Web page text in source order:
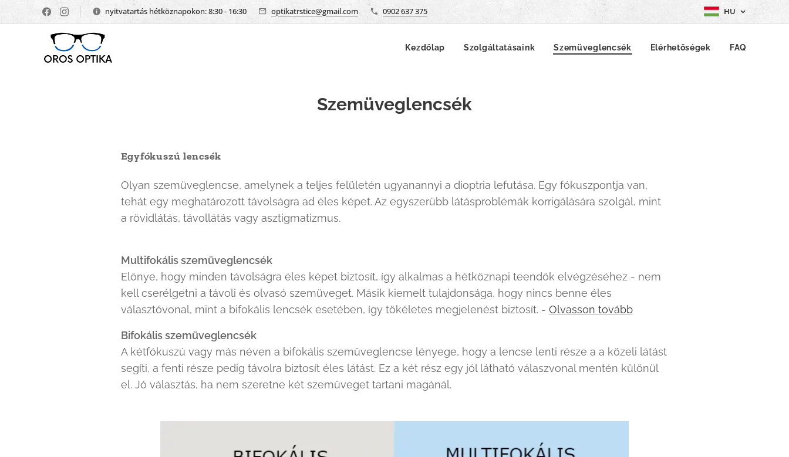
nyitvatartás hétköznapokon: 8:30 - 16:30 optikatrstice@gmail.com 0902 637 375 HU
Kezdőlap Szolgáltatásaink Szemüveglencsék Elérhetőségek FAQ
Szemüveglencsék
Egyfókuszú lencsék
Olyan szemüveglencse, amelynek a teljes felületén ugyanannyi a dioptria lefutása. Egy fókuszpontja van,
tehát egy meghatározott távolságra ad éles képet. Az egyszerűbb látásproblémák korrigálására szolgál, mint
a rövidlátás, távollátás vagy asztigmatizmus.
Multifokális szemüveglencsék
Előnye, hogy minden távolságra éles képet biztosít, így alkalmas a hétköznapi teendők elvégzéséhez - nem
kell cserélgetni a távoli és olvasó szemüveget. Másik kiemelt tulajdonsága, hogy nincs benne éles
választóvonal, mint a bifokális lencsék esetében, így tökéletes megjelenést biztosít. - Olvasson tovább
Bifokális szemüveglencsék
A kétfókuszú vagy más néven a bifokális szemüveglencse lényege, hogy a lencse lenti része a a közeli látást
segíti, a fenti része pedig távolra biztosít éles látást. Ez a két rész egy jól látható válaszvonal mentén különül
el. Jó választás, ha nem szeretne két szemüveget tartani magánál.